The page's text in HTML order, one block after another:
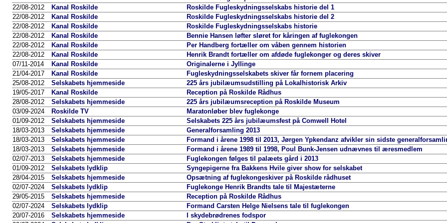
22/08-2012
Kanal Roskilde
Roskilde Fugleskydningsselskabs historie del 1
22/08-2012
Kanal Roskilde
Roskilde Fugleskydningsselskabs historie del 2
22/08-2012
Kanal Roskilde
Roskilde Fugleskydningsselskabs historie
22/08-2012
Kanal Roskilde
Bennie Hansen løfter sløret for kåringen af fuglekongen
22/08-2012
Kanal Roskilde
Per Handberg fortæller om våben gennem historien
22/08-2012
Kanal Roskilde
Henrik Brandt fortæller om afdøde fuglekonger og deres skiver
07/11-2014
Kanal Roskilde
Originalerne i Jyllinge
21/04-2017
Kanal Roskilde
Fugleskydningsselskabets skiver får fornem placering
25/08-2012
Selskabets hjemmeside
225 års jubilæumsudstilling på Lokalhistorisk Arkiv
19/05-2017
Kanal Roskilde
Reception på Roskilde Rådhus
28/08-2012
Selskabets hjemmeside
225 års jubilæumsreception på Roskilde Museum
03/09-2024
Roskilde TV
Maratonløber blev fuglekonge
01/09-2012
Selskabets hjemmeside
Selskabets 225 års jubilæumsfest på Comwell Hotel
18/03-2013
Selskabets hjemmeside
Generalforsamling 2013
18/03-2013
Selskabets hjemmeside
Formand i årene 1998 til 2013, Jørgen Ypkendanz afvikler sin sidste
18/03-2013
Selskabets hjemmeside
Formand i årene 1989 til 1998, Poul Bunk-Jensen udnævnes til æresmedlem
02/07-2013
Selskabets hjemmeside
Fuglekongen følges til palæets gård i 2013
01/09-2012
Selskabets lydklip
Syngepigerne fra Bakkens Hvile giver show for selskabet
28/04-2015
Selskabets hjemmeside
Opsætning af fuglekongeskiver på Roskilde rådhuset
02/07-2024
Selskabets lydklip
Fuglekonge Henrik Brandts tale til Majestæterne
29/05-2015
Selskabets hjemmeside
Reception på Roskilde Rådhus
02/07-2024
Selskabets lydklip
Formand Carsten Helge Nielsens tale til fuglekongen
20/07-2016
Selskabets hjemmeside
I skydebrødrenes fodspor